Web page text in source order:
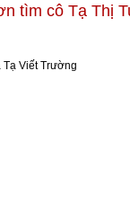
tìm cô Tạ Thị
Tạ Viết Trường